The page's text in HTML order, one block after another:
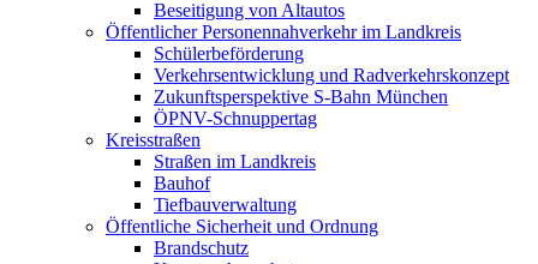
Beseitigung von Altautos
Öffentlicher Personennahverkehr im Landkreis
Schülerbeförderung
Verkehrsentwicklung und Radverkehrskonzept
Zukunftsperspektive S-Bahn München
ÖPNV-Schnuppertag
Kreisstraßen
Straßen im Landkreis
Bauhof
Tiefbauverwaltung
Öffentliche Sicherheit und Ordnung
Brandschutz